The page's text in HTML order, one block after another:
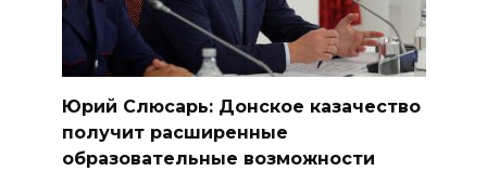
Юрий Слюсарь: Донское казачество
получит расширенные
образовательные возможности